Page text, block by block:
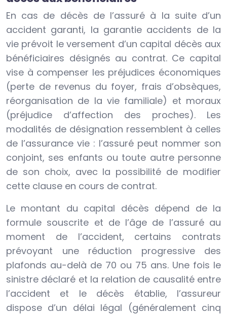
En cas de décès de l’assuré à la suite d’un
accident garanti, la garantie accidents de la
vie prévoit le versement d’un capital décès aux
bénéficiaires désignés au contrat. Ce capital
vise à compenser les préjudices économiques
(perte de revenus du foyer, frais d’obsèques,
réorganisation de la vie familiale) et moraux
(préjudice d’affection des proches). Les
modalités de désignation ressemblent à celles
de l’assurance vie : l’assuré peut nommer son
conjoint, ses enfants ou toute autre personne
de son choix, avec la possibilité de modifier
cette clause en cours de contrat.
Le montant du capital décès dépend de la
formule souscrite et de l’âge de l’assuré au
moment de l’accident, certains contrats
prévoyant une réduction progressive des
plafonds au-delà de 70 ou 75 ans. Une fois le
sinistre déclaré et la relation de causalité entre
l’accident et le décès établie, l’assureur
dispose d’un délai légal (généralement cinq